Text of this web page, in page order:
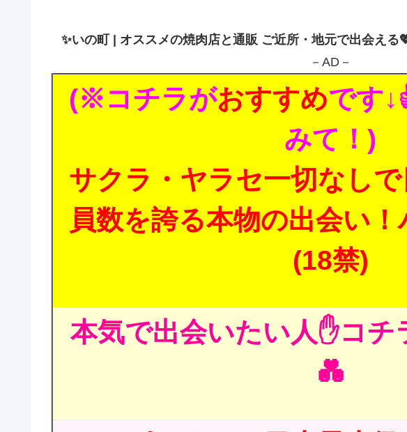
✨いの町 | オススメの焼肉店と通販 ご近所・地元で出会える
－AD－
(※コチラがおすすめです
みて！)
サクラ・ヤラセ一切なし
員数を誇る本物の出会い
(18禁)
本気で出会いたい人✋コチ
💑